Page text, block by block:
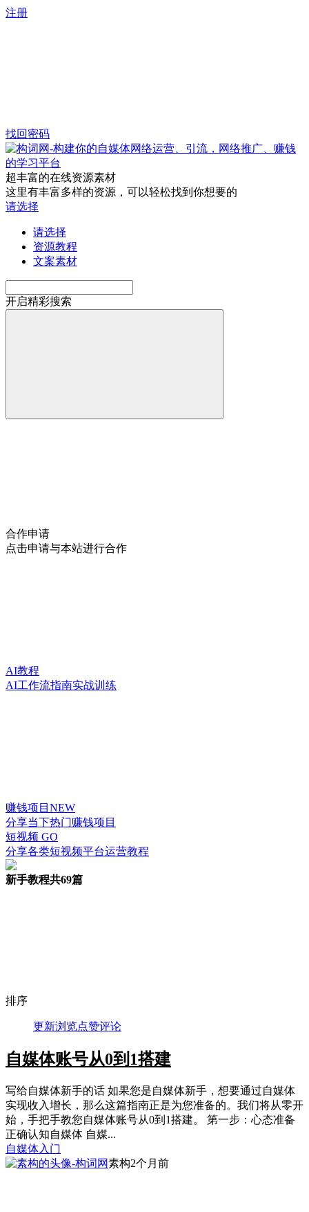
注册
找回密码
超丰富的在线资源素材
这里有丰富多样的资源，可以轻松找到你想要的
请选择
请选择
资源教程
文案素材
开启精彩搜索
合作申请
点击申请与本站进行合作
AI教程
AI工作流指南实战训练
赚钱项目 NEW
分享当下热门赚钱项目
短视频 GO
分享各类短视频平台运营教程
新手教程共69篇
排序
更新浏览点赞评论
自媒体账号从0到1搭建
写给自媒体新手的话 如果您是自媒体新手，想要通过自媒体
实现收入增长，那么这篇指南正是为您准备的。我们将从零开
始，手把手教您自媒体账号从0到1搭建。 第一步：心态准备
正确认知自媒体 自媒...
自媒体入门
素构2个月前